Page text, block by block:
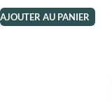
AJOUTER AU PANIER